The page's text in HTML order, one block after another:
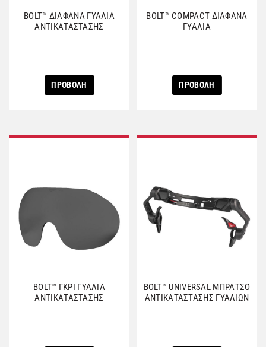
BOLT™ ΔΙΑΦΑΝΑ ΓΥΑΛΙΑ
ΑΝΤΙΚΑΤΑΣΤΑΣΗΣ
ΠΡΟΒΟΛΗ
BOLT™ COMPACT ΔΙΑΦΑΝΑ
ΓΥΑΛΙΑ
ΠΡΟΒΟΛΗ
BOLT™ ΓΚΡΙ ΓΥΑΛΙΑ
ΑΝΤΙΚΑΤΑΣΤΑΣΗΣ
BOLT™ UNIVERSAL ΜΠΡΑΤΣΟ
ΑΝΤΙΚΑΤΑΣΤΑΣΗΣ ΓΥΑΛΙΩΝ